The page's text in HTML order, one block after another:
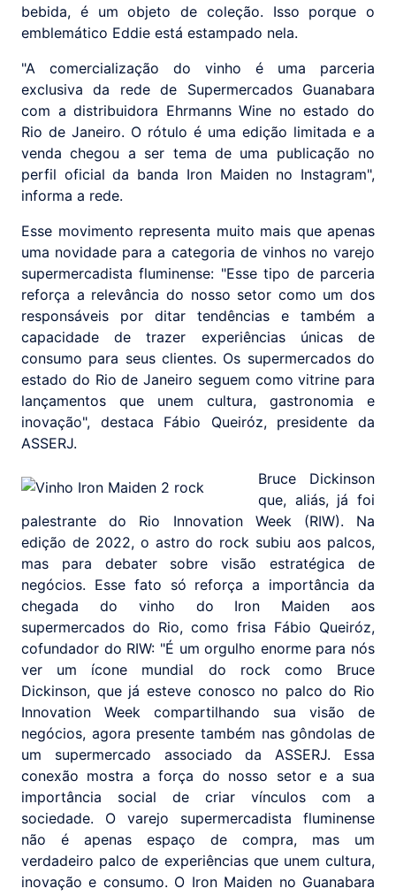
bebida, é um objeto de coleção. Isso porque o
emblemático Eddie está estampado nela.
"A comercialização do vinho é uma parceria
exclusiva da rede de Supermercados Guanabara
com a distribuidora Ehrmanns Wine no estado do
Rio de Janeiro. O rótulo é uma edição limitada e a
venda chegou a ser tema de uma publicação no
perfil oficial da banda Iron Maiden no Instagram",
informa a rede.
Esse movimento representa muito mais que apenas
uma novidade para a categoria de vinhos no varejo
supermercadista fluminense: "Esse tipo de parceria
reforça a relevância do nosso setor como um dos
responsáveis por ditar tendências e também a
capacidade de trazer experiências únicas de
consumo para seus clientes. Os supermercados do
estado do Rio de Janeiro seguem como vitrine para
lançamentos que unem cultura, gastronomia e
inovação", destaca Fábio Queiróz, presidente da
ASSERJ.
Bruce Dickinson
que, aliás, já foi
palestrante do Rio Innovation Week (RIW). Na
edição de 2022, o astro do rock subiu aos palcos,
mas para debater sobre visão estratégica de
negócios. Esse fato só reforça a importância da
chegada do vinho do Iron Maiden aos
supermercados do Rio, como frisa Fábio Queiróz,
cofundador do RIW: "É um orgulho enorme para nós
ver um ícone mundial do rock como Bruce
Dickinson, que já esteve conosco no palco do Rio
Innovation Week compartilhando sua visão de
negócios, agora presente também nas gôndolas de
um supermercado associado da ASSERJ. Essa
conexão mostra a força do nosso setor e a sua
importância social de criar vínculos com a
sociedade. O varejo supermercadista fluminense
não é apenas espaço de compra, mas um
verdadeiro palco de experiências que unem cultura,
inovação e consumo. O Iron Maiden no Guanabara